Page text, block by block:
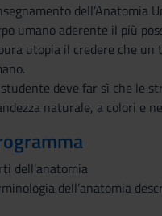
umano aderente il più
utopia il credere che
deve far sì che le
naturale, a colori e
dell’anatomia
dell’anatomia